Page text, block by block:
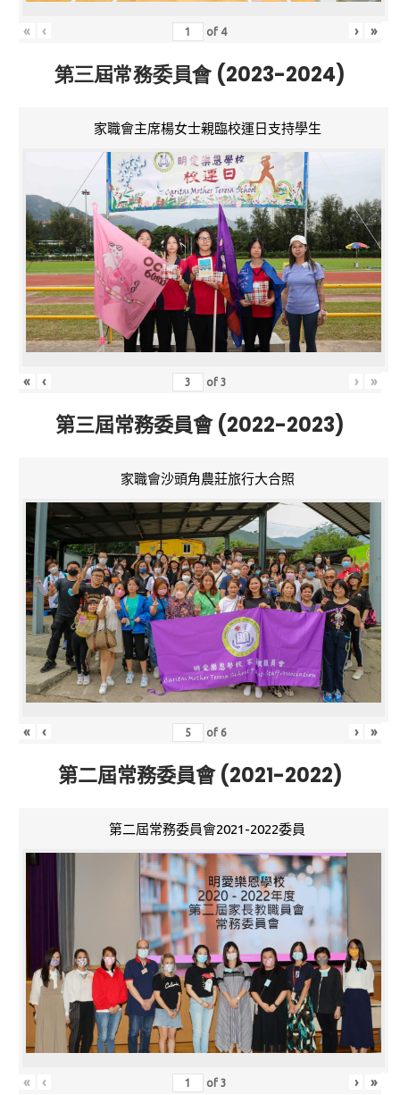
« ‹ of 4 › »
第三屆常務委員會 (2023-2024)
家職會主席楊女士親臨校運日支持學生
« ‹ of3 › »
第三屆常務委員會 (2022-2023)
家職會沙頭角農莊旅行大合照
« ‹ of 6 › »
第二屆常務委員會 (2021-2022)
第二屆常務委員會2021-2022委員
« ‹ of3 › »